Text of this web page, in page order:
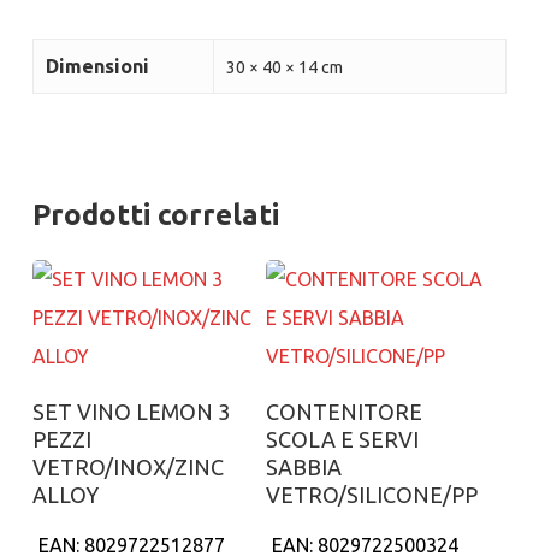
Dimensioni 30 × 40 × 14 cm
Prodotti correlati
Aggiungi al carrello
SET VINO LEMON 3
PEZZI
VETRO/INOX/ZINC
ALLOY
EAN: 8029722512877
Aggiungi al carrello
CONTENITORE
SCOLA E SERVI
SABBIA
VETRO/SILICONE/PP
EAN: 8029722500324